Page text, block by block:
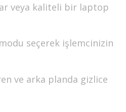
veya kaliteli bir laptop
seçerek işlemcinizin
ve arka planda gizlice